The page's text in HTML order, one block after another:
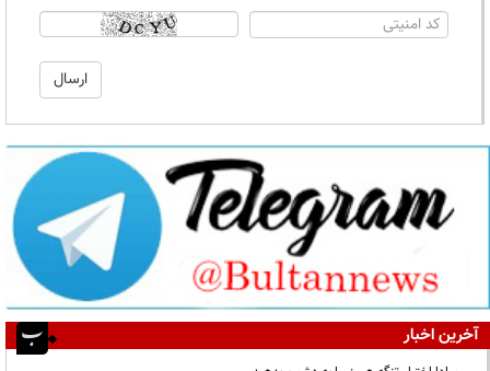
آخرین اخبار